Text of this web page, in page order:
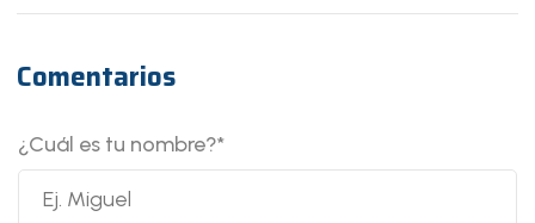
Comentarios
¿Cuál es tu nombre?*